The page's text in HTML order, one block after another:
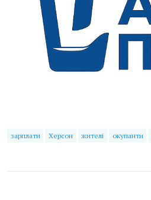
зарплати Херсон жителі окупанти